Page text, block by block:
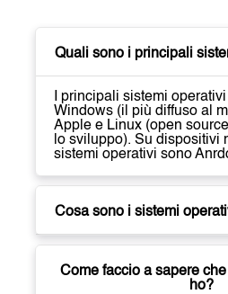
Quali sono i principali
I principali sistemi
Windows (il più diffuso al
Apple e Linux (open
lo sviluppo). Su dispositivi
sistemi operativi sono
Cosa sono i sistemi
Come faccio a sapere
ho?